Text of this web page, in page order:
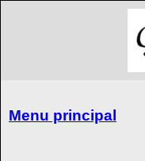
Menu principal